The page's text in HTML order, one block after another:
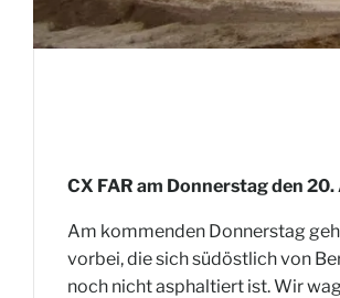
CX FAR am Donnerstag den 20.
Am kommenden Donnerstag
vorbei, die sich südöstlich von
noch nicht asphaltiert ist. Wir